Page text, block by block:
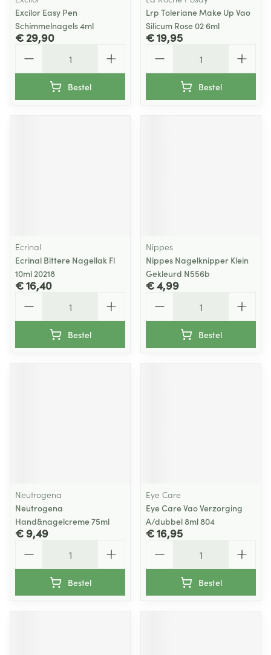
Excilor Easy Pen
Schimmelnagels 4ml
€ 29,90
Bestel
Lrp Toleriane Make Up Vao
Silicum Rose 02 6ml
€ 19,95
Bestel
Ecrinal
Ecrinal Bittere Nagellak Fl
10ml 20218
€ 16,40
Bestel
Nippes
Nippes Nagelknipper Klein
Gekleurd N556b
€ 4,99
Bestel
Neutrogena
Neutrogena
Hand&nagelcreme 75ml
€ 9,49
Bestel
Eye Care
Eye Care Vao Verzorging
A/dubbel 8ml 804
€ 16,95
Bestel